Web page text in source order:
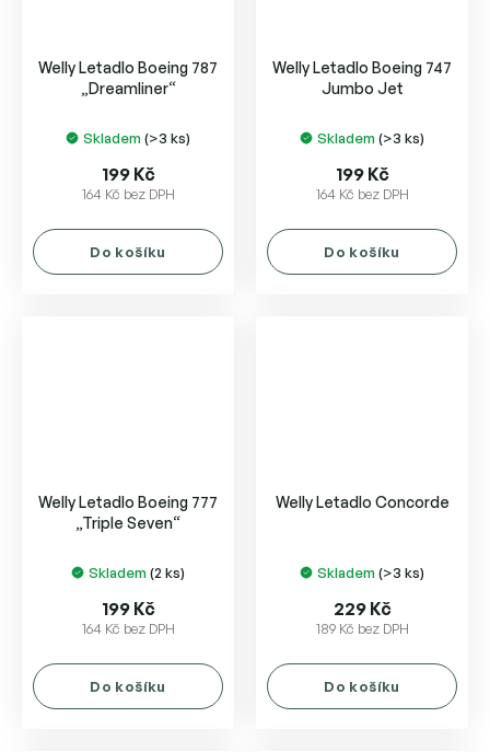
Welly Letadlo Boeing 787
„Dreamliner“
Skladem (>3 ks)
164 Kč bez DPH
199 Kč
Do košíku
Welly Letadlo Boeing 747
Jumbo Jet
Skladem (>3 ks)
164 Kč bez DPH
199 Kč
Do košíku
Welly Letadlo Boeing 777
„Triple Seven“
Skladem (2 ks)
164 Kč bez DPH
199 Kč
Do košíku
Welly Letadlo Concorde
Skladem (>3 ks)
189 Kč bez DPH
229 Kč
Do košíku